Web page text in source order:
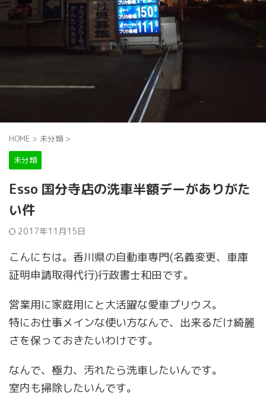
HOME > 未分類 >
未分類
Esso 国分寺店の洗車半額デーがありがた
い件
2017年11月15日
こんにちは。香川県の自動車専門(名義変更、車庫
証明申請取得代行)行政書士和田です。
営業用に家庭用にと大活躍な愛車プリウス。
特にお仕事メインな使い方なんで、出来るだけ綺麗
さを保っておきたいわけです。
なんで、極力、汚れたら洗車したいんです。
室内も掃除したいんです。